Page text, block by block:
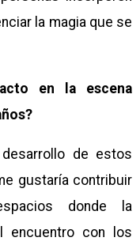
la magia que se
en la escena
de estos
gustaría contribuir
donde la
encuentro con los